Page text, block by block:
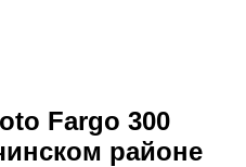
Fargo 300
районе